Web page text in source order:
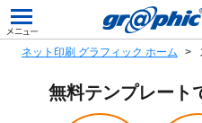
ネット印刷 グラフィック ホーム
無料テンプレート